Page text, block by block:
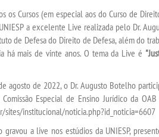
os Cursos (em especial aos do Curso de
a excelente Live realizada pelo Dr.
de Defesa do Direito de Defesa, além do
há mais de vinte anos. O tema da Live é
agosto de 2022, o Dr. Augusto Botelho
Especial de Ensino Jurídico da
sites/institucional/noticia.php?id_noticia=6607
gravou a live nos estúdios da UNIESP,